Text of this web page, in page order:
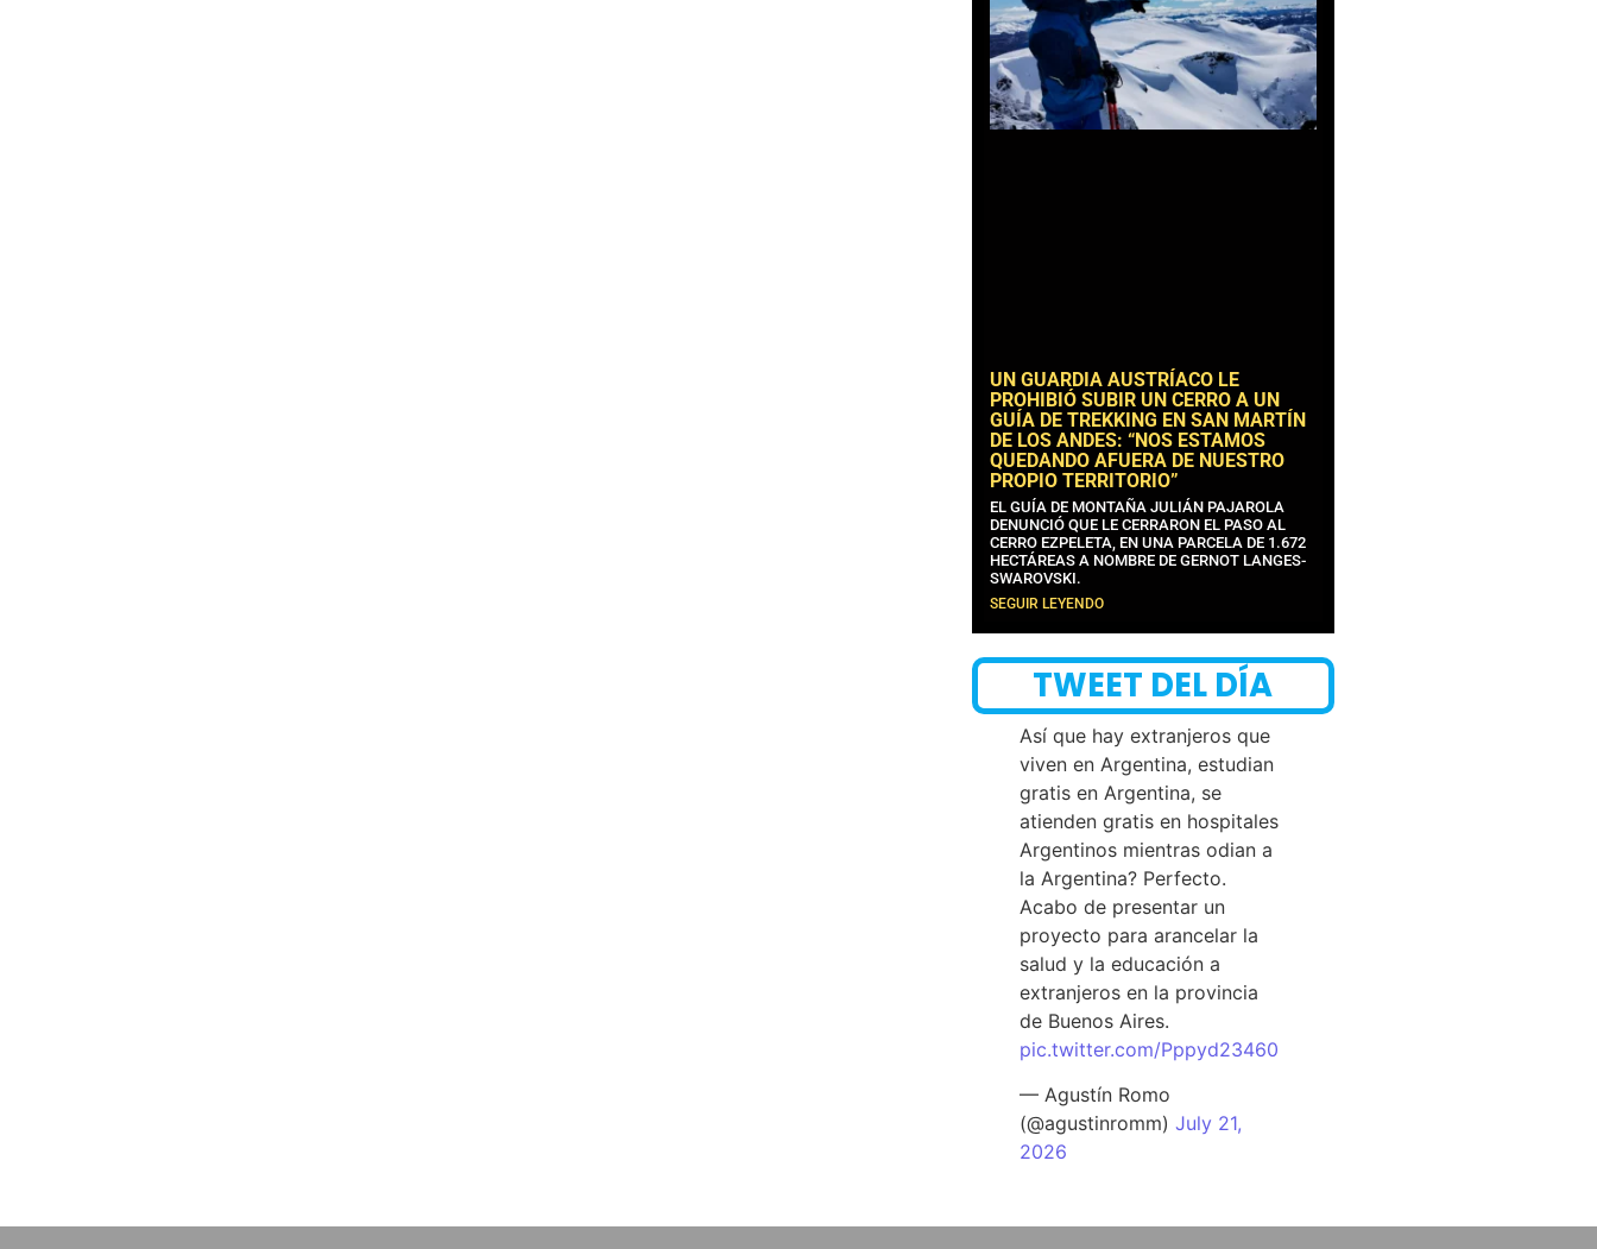
UN GUARDIA AUSTRÍACO LE
PROHIBIÓ SUBIR UN CERRO A UN
GUÍA DE TREKKING EN SAN MARTÍN
DE LOS ANDES: “NOS ESTAMOS
QUEDANDO AFUERA DE NUESTRO
PROPIO TERRITORIO”
EL GUÍA DE MONTAÑA JULIÁN PAJAROLA
DENUNCIÓ QUE LE CERRARON EL PASO AL
CERRO EZPELETA, EN UNA PARCELA DE 1.672
HECTÁREAS A NOMBRE DE GERNOT LANGES-
SWAROVSKI.
SEGUIR LEYENDO
TWEET DEL DÍA
Así que hay extranjeros que
viven en Argentina, estudian
gratis en Argentina, se
atienden gratis en hospitales
Argentinos mientras odian a
la Argentina? Perfecto.
Acabo de presentar un
proyecto para arancelar la
salud y la educación a
extranjeros en la provincia
de Buenos Aires.
pic.twitter.com/Pppyd23460
— Agustín Romo
(@agustinromm)July 21,
2026